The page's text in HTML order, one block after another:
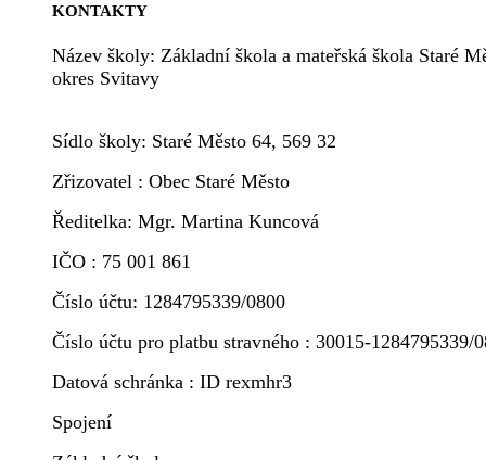
KONTAKTY
Název školy: Základní škola a mateřská škola Staré
okres Svitavy
Sídlo školy: Staré Město 64, 569 32
Zřizovatel : Obec Staré Město
Ředitelka: Mgr. Martina Kuncová
IČO : 75 001 861
Číslo účtu: 1284795339/0800
Číslo účtu pro platbu stravného : 30015-1284795339/
Datová schránka : ID rexmhr3
Spojení